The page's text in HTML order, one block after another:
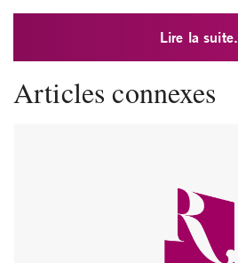
Lire la suite.
Articles connexes